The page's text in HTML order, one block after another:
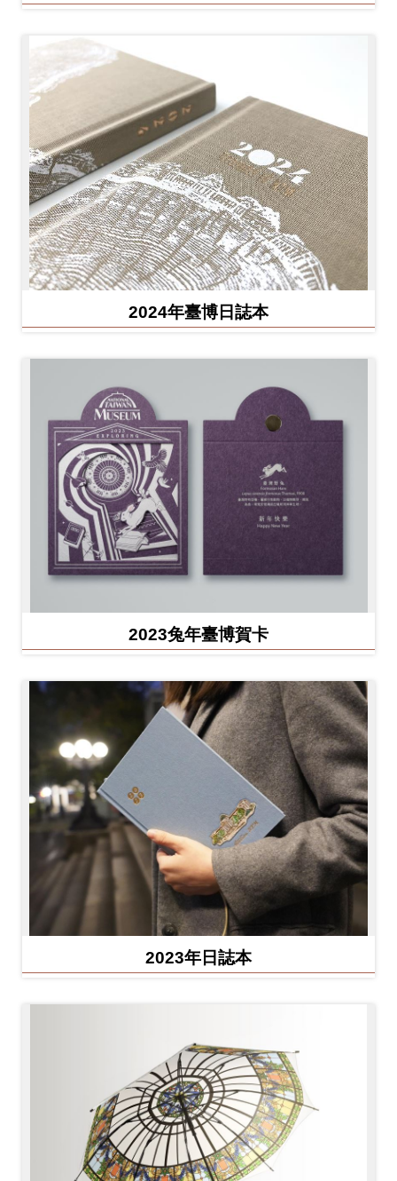
2024年臺博日誌本
2023兔年臺博賀卡
2023年日誌本